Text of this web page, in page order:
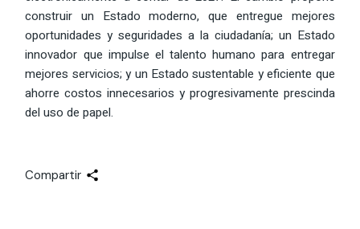
construir un Estado moderno, que entregue mejores
oportunidades y seguridades a la ciudadanía; un Estado
innovador que impulse el talento humano para entregar
mejores servicios; y un Estado sustentable y eficiente que
ahorre costos innecesarios y progresivamente prescinda
del uso de papel.
Compartir